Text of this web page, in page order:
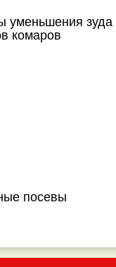
уменьшения зуда
комаров
посевы